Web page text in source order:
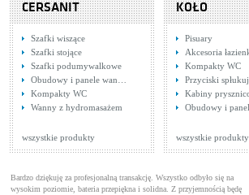
Tres
Cena:
CERSANIT
Szafki wiszące
Szafki stojące
Szafki podumywalkowe
Obudowy i panele wan…
Kompakty WC
Wanny z hydromasażem
wszystkie produkty
KOŁO
Pisuary
Akcesoria
Kompakty WC
Przyciski
Kabiny
Obudowy i
wszystkie produkty
Bardzo dziękuję za profesjonalną transakcję. Wszystko odbyło się na
wysokim poziomie, bateria przepiękna i solidna. Z przyjemnością będę